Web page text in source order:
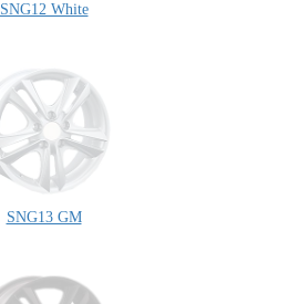
SNG12 White
SNG13 GM